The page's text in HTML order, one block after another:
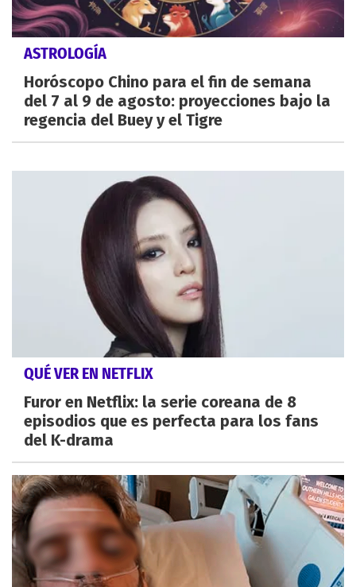
ASTROLOGÍA
Horóscopo Chino para el fin de semana
del 7 al 9 de agosto: proyecciones bajo la
regencia del Buey y el Tigre
QUÉ VER EN NETFLIX
Furor en Netflix: la serie coreana de 8
episodios que es perfecta para los fans
del K-drama